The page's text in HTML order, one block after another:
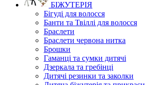
БІЖУТЕРІЯ
Бігуді для волосся
Банти та Твіллі для волосся
Браслети
Браслети червона нитка
Брошки
Гаманці та сумки дитячі
Дзеркала та гребінці
Дитячі резинки та заколки